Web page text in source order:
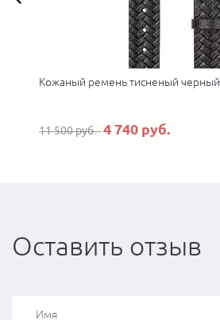
Кожаный ремень тисненый черный
11 500 руб.4 740 руб.
Оставить отзыв